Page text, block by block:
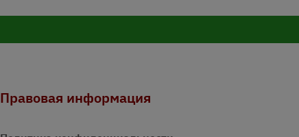
Правовая информация